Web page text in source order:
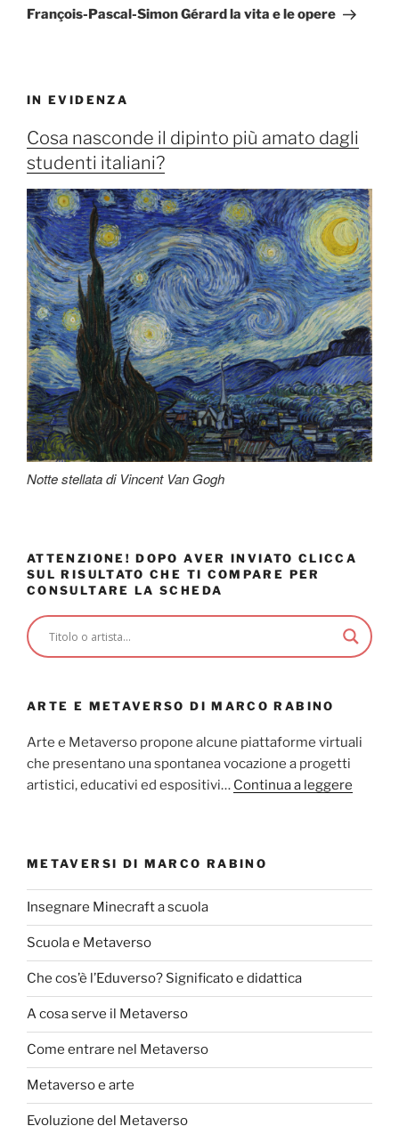
successivo
François-Pascal-Simon Gérard la vita e le opere
IN EVIDENZA
Cosa nasconde il dipinto più amato dagli
studenti italiani?
Notte stellata di Vincent Van Gogh
ATTENZIONE! DOPO AVER INVIATO CLICCA
SUL RISULTATO CHE TI COMPARE PER
CONSULTARE LA SCHEDA
ARTE E METAVERSO DI MARCO RABINO
Arte e Metaverso propone alcune piattaforme virtuali
che presentano una spontanea vocazione a progetti
artistici, educativi ed espositivi… Continua a leggere
METAVERSI DI MARCO RABINO
Insegnare Minecraft a scuola
Scuola e Metaverso
Che cos’è l’Eduverso? Significato e didattica
A cosa serve il Metaverso
Come entrare nel Metaverso
Metaverso e arte
Evoluzione del Metaverso